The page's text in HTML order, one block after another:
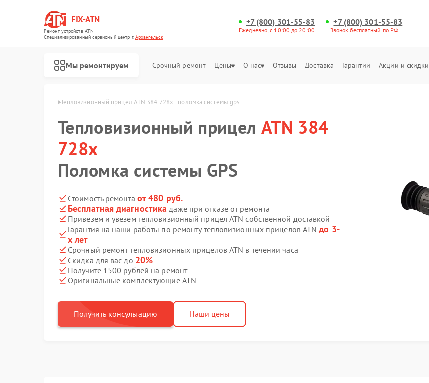
FIX-ATN
Ремонт устройств ATN
Специализированный cервисный центр г.Архангельск
+7 (800) 301-55-83
Ежедневно, с 10:00 до 20:00
+7 (800) 301-55-83
Звонок бесплатный по РФ
Мы ремонтируем Срочный ремонт Цены О нас Отзывы Доставка Гарантии Акции и скидки
Тепловизионный прицел ATN 384 728x   поломка системы gps
Тепловизионный прицел ATN 384
728x
Поломка системы GPS
Стоимость ремонта от 480 руб.
Бесплатная диагностика даже при отказе от ремонта
Привезем и увезем тепловизионный прицел ATN собственной доставкой
Гарантия на наши работы по ремонту тепловизионных прицелов ATNдо 3-
х лет
Срочный ремонт тепловизионных прицелов ATN в течении часа
Скидка для вас до 20%
Получите 1500 рублей на ремонт
Оригинальные комплектующие ATN
Получить консультацию Наши цены